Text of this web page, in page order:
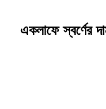
একলাফে স্বর্ণের